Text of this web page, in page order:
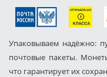
Упаковываем надёжно:
почтовые пакеты.
что гарантирует их